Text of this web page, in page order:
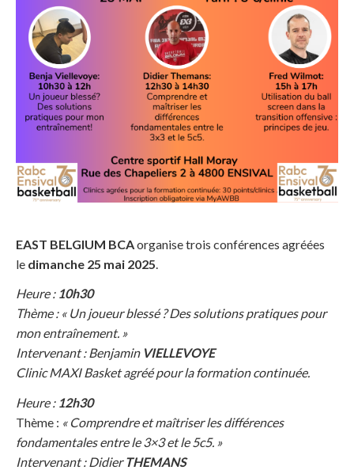
EAST BELGIUM BCAorganise trois conférences agréées
le dimanche 25 mai 2025.
Heure : 10h30
Thème : « Un joueur blessé ? Des solutions pratiques pour
mon entraînement. »
Intervenant : Benjamin VIELLEVOYE
Clinic MAXI Basket agréé pour la formation continuée.
Heure : 12h30
Thème : « Comprendre et maîtriser les différences
fondamentales entre le 3×3 et le 5c5. »
Intervenant : DidierTHEMANS